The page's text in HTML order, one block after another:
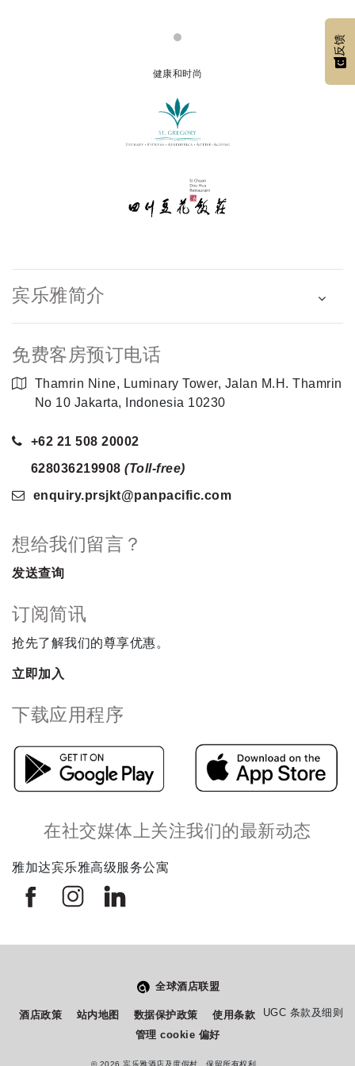
健康和时尚
宾乐雅简介
免费客房预订电话
Thamrin Nine, Luminary Tower, Jalan M.H. Thamrin
No 10 Jakarta, Indonesia 10230
+62 21 508 20002
628036219908 (Toll-free)
enquiry.prsjkt@panpacific.com
想给我们留言？
发送查询
订阅简讯
抢先了解我们的尊享优惠。
立即加入
下载应用程序
在社交媒体上关注我们的最新动态
雅加达宾乐雅高级服务公寓
全球酒店联盟
酒店政策 站内地图 数据保护政策 使用条款
UGC 条款及细则
管理 cookie 偏好
© 2026 宾乐雅酒店及度假村。保留所有权利。
反馈
您如何评价在本网站的体验?
从